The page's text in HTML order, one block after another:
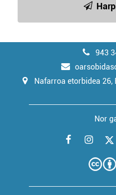
943
Nafarroa etorbidea
Nor